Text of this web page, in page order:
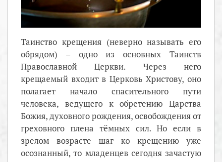
Таинство крещения (неверно называть его
обрядом) – одно из основных Таинств
Православной Церкви. Через него
крещаемый входит в Церковь Христову, оно
полагает начало спасительного пути
человека, ведущего к обретению Царства
Божия, духовного рождения, освобождения от
греховного плена тёмных сил. Но если в
зрелом возрасте шаг ко крещению уже
осознанный, то младенцев сегодня зачастую